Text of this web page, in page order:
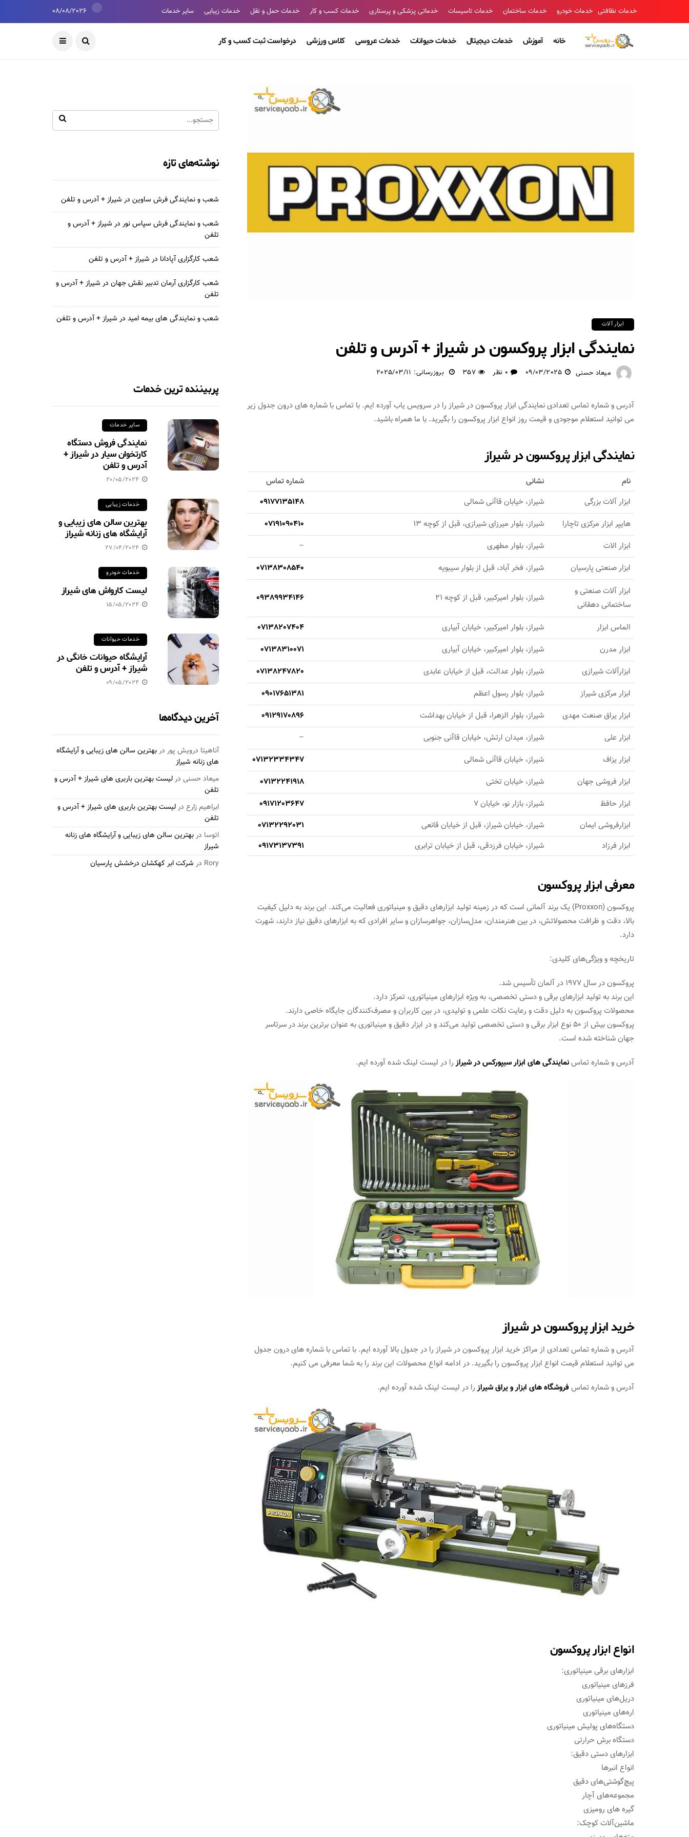
خدمات نظافتی خدمات خودرو خدمات ساختمان خدمات تاسیسات خدماتی پزشکی و پرستاری خدمات کسب و کار خدمات حمل و نقل خدمات زیبایی سایر خدمات 08/08/2026
خانه آموزش خدمات دیجیتال خدمات حیوانات خدمات عروسی کلاس ورزشی درخواست ثبت کسب و کار
ابزار آلات
نمایندگی ابزار پروکسون در شیراز + آدرس و تلفن
میعاد حسنی 09/03/2025 0 نظر 357 بروزرسانی: 2025/03/11
آدرس و شماره تماس تعدادی نمایندگی ابزار پروکسون در شیراز را در سرویس یاب آورده ایم. با تماس با شماره های درون جدول زیر
می توانید استعلام موجودی و قیمت روز انواع ابزار پروکسون را بگیرید. با ما همراه باشید.
نمایندگی ابزار پروکسون در شیراز
نام نشانی
شماره تماس
ابزار آلات بزرگی
شیراز، خیابان قاآنی شمالی
09177135148
های‍‍‍‍‍‍پر ابزار مرکزی تاچارا
شیراز، بلوار میرزای شیرازی، قبل از کوچه 13
07191090410
ابزار الات
شیراز، بلوار مطهری
–
ابزار صنعتی پارسیان
شیراز، فخر آباد، قبل از بلوار سیبویه
07138308540
ابزار آلات صنعتی و
ساختمانی دهقانی
شیراز، بلوار امیرکبیر، قبل از کوچه 21 09389934146
الماس ابزار شیراز، بلوار امیرکبیر، خیابان آبیاری
07138207404
ابزار مدرن
شیراز، بلوار امیرکبیر، خیابان آبیاری
07138310071
ابزارآلات شیرازی
شیراز، بلوار عدالت، قبل از خیابان عابدی
07138247820
ابزار مرکزی شیراز
شیراز، بلوار رسول اعظم
09017651381
ابزار یراق صنعت مهدی
شیراز، بلوار الزهرا، قبل از خیابان بهداشت
09129170896
ابزار علی
شیراز، میدان ارتش، خیابان قاآنی جنوبی
–
ابزار یزاف
شیراز، خیابان قاآنی شمالی
07132334347
ابزار فروشی جهان
شیراز، خیابان تختی
07132241918
ابزار حافظ
شیراز، بازار نو، خیابان 7
09171203647
ابزارفروشی ایمان
شیراز، خیابان شیراز، قبل از خیابان قانعی
07132292031
ابزار فرزاد
شیراز، خیابان فرزدقی، قبل از خیابان ترابری 09173137391
معرفی ابزار پروکسون
پروکسون (Proxxon) یک برند آلمانی است که در زمینه تولید ابزارهای دقیق و مینیاتوری فعالیت می‌کند. این برند به دلیل کیفیت
بالا، دقت و ظرافت محصولاتش، در بین هنرمندان، مدل‌سازان، جواهرسازان و سایر افرادی که به ابزارهای دقیق نیاز دارند، شهرت
دارد.
تاریخچه و ویژگی‌های کلیدی:
پروکسون در سال 1977 در آلمان تأسیس شد.
این برند به تولید ابزارهای برقی و دستی تخصصی، به ویژه ابزارهای مینیاتوری، تمرکز دارد.
محصولات پروکسون به دلیل دقت و رعایت نکات علمی و تولیدی، در بین کاربران و مصرف‌کنندگان جایگاه خاصی دارند.
پروکسون بیش از 50 نوع ابزار برقی و دستی تخصصی تولید می‌کند و در ابزار دقیق و مینیاتوری به عنوان برترین برند در سرتاسر
جهان شناخته شده است.
آدرس و شماره تماسنمایندگی های ابزار سیپورکس در شیرازرا در لیست لینک شده آورده ایم.
خرید ابزار پروکسون در شیراز
آدرس و شماره تماس تعدادی از مراکز خرید ابزار پروکسون در شیراز را در جدول بالا آورده ایم. با تماس با شماره های درون جدول
می توانید استعلام قیمت انواع ابزار پروکسون را بگیرید. در ادامه انواع محصولات این برند را به شما معرفی می کنیم.
آدرس و شماره تماسفروشگاه های ابزار و یراق شیرازرا در لیست لینک شده آورده ایم.
انواع ابزار پروکسون
ابزارهای برقی مینیاتوری:
فرزهای مینیاتوری
دریل‌های مینیاتوری
اره‌های مینیاتوری
دستگاه‌های پولیش مینیاتوری
دستگاه برش حرارتی
ابزارهای دستی دقیق:
انواع انبرها
پیچ‌گوشتی‌های دقیق
مجموعه‌های آچار
گیره های رومیزی
ماشین‌آلات کوچک:
نوشته‌های تازه
شعب و نمایندگی فرش ساوین در شیراز + آدرس و تلفن
شعب و نمایندگی فرش سپاس نور در شیراز + آدرس و
تلفن
شعب کارگزاری آپادانا در شیراز + آدرس و تلفن
شعب کارگزاری آرمان تدبیر نقش جهان در شیراز + آدرس و
تلفن
شعب و نمایندگی های بیمه امید در شیراز + آدرس و تلفن
پربیننده ترین خدمات
سایر خدمات
نمایندگی فروش دستگاه
کارتخوان سیار در شیراز +
آدرس و تلفن
20/05/2024
خدمات زیبایی
بهترین سالن های زیبایی و
آرایشگاه های زنانه شیراز
27/04/2024
خدمات خودرو
لیست کارواش های شیراز
15/05/2024
خدمات حیوانات
آرایشگاه حیوانات خانگی در
شیراز + آدرس و تلفن
09/05/2024
آخرین دیدگاه‌ها
آناهیتا درویش پور دربهترین سالن های زیبایی و آرایشگاه
های زنانه شیراز
میعاد حسنی درلیست بهترین باربری های شیراز + آدرس و
تلفن
ابراهیم زارع درلیست بهترین باربری های شیراز + آدرس و
تلفن
اتوسا دربهترین سالن های زیبایی و آرایشگاه های زنانه
شیراز
Rory در شرکت ابر کهکشان درخشش پارسیان